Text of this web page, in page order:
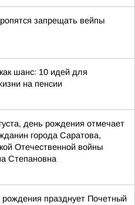
запрещать вейпы
шанс: 10 идей для
на пенсии
день рождения отмечает
города Саратова,
Отечественной войны
Степановна
празднует Почетный